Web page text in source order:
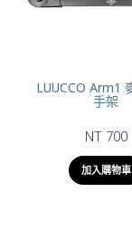
LUUCCO Arm1
手架
NT 700
加入購物車